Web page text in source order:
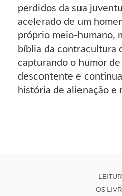
perdidos da sua
acelerado de um
próprio meio-humano,
bíblia da contracultura
capturando o humor
descontente e
história de alienação e
OS